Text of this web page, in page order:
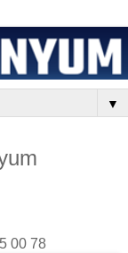
▼
00 78